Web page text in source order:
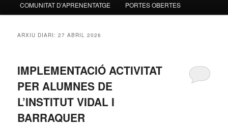
COMUNITAT D’APRENENTATGE PORTES OBERTES
ARXIU DIARI:27 ABRIL 2026
IMPLEMENTACIÓ ACTIVITAT
PER ALUMNES DE
L’INSTITUT VIDAL I
BARRAQUER